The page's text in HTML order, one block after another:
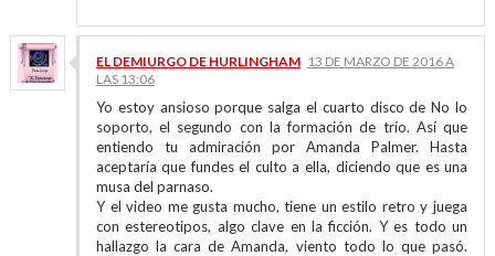
EL DEMIURGO DE HURLINGHAM 13 DE MARZO DE 2016 A
LAS 13:06
Yo estoy ansioso porque salga el cuarto disco de No lo
soporto, el segundo con la formación de trío. Así que
entiendo tu admiración por Amanda Palmer. Hasta
aceptaría que fundes el culto a ella, diciendo que es una
musa del parnaso.
Y el video me gusta mucho, tiene un estilo retro y juega
con estereotipos, algo clave en la ficción. Y es todo un
hallazgo la cara de Amanda, viento todo lo que pasó.